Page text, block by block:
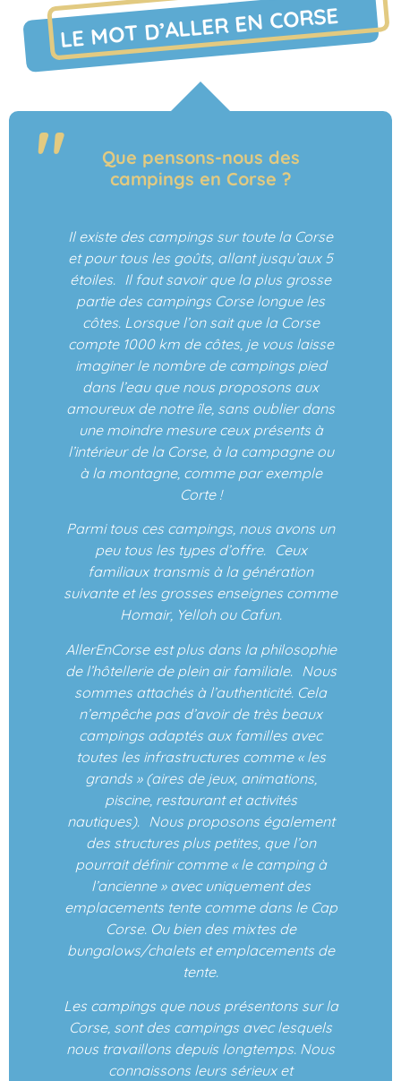
LE MOT D’ALLER EN CORSE
Que pensons-nous des
campings en Corse ?
Il existe des campings sur toute la Corse
et pour tous les goûts, allant jusqu’aux 5
étoiles. Il faut savoir que la plus grosse
partie des campings Corse longue les
côtes. Lorsque l’on sait que la Corse
compte 1000 km de côtes, je vous laisse
imaginer le nombre de campings pied
dans l’eau que nous proposons aux
amoureux de notre île, sans oublier dans
une moindre mesure ceux présents à
l’intérieur de la Corse, à la campagne ou
à la montagne, comme par exemple
Corte !
Parmi tous ces campings, nous avons un
peu tous les types d’offre. Ceux
familiaux transmis à la génération
suivante et les grosses enseignes comme
Homair, Yelloh ou Cafun.
AllerEnCorse est plus dans la philosophie
de l’hôtellerie de plein air familiale. Nous
sommes attachés à l’authenticité. Cela
n’empêche pas d’avoir de très beaux
campings adaptés aux familles avec
toutes les infrastructures comme « les
grands » (aires de jeux, animations,
piscine, restaurant et activités
nautiques). Nous proposons également
des structures plus petites, que l’on
pourrait définir comme « le camping à
l’ancienne » avec uniquement des
emplacements tente comme dans le Cap
Corse. Ou bien des mixtes de
bungalows/chalets et emplacements de
tente.
Les campings que nous présentons sur la
Corse, sont des campings avec lesquels
nous travaillons depuis longtemps. Nous
connaissons leurs sérieux et